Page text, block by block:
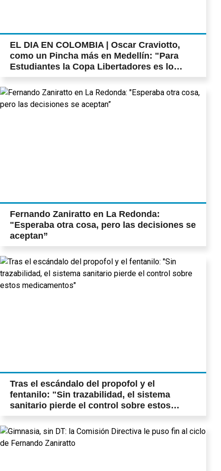
EL DIA EN COLOMBIA | Oscar Craviotto,
como un Pincha más en Medellín: "Para
Estudiantes la Copa Libertadores es lo
máximo"
Fernando Zaniratto en La Redonda:
"Esperaba otra cosa, pero las decisiones se
aceptan”
Tras el escándalo del propofol y el
fentanilo: "Sin trazabilidad, el sistema
sanitario pierde el control sobre estos
medicamentos"